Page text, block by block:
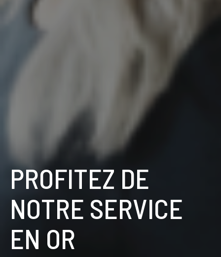
PROFITEZ DE
NOTRE SERVICE
EN OR